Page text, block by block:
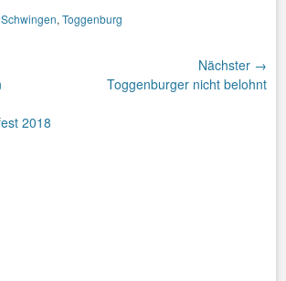
Schwingen,Toggenburg
2018
Nächster →
Nächster
Toggenburger nicht belohnt